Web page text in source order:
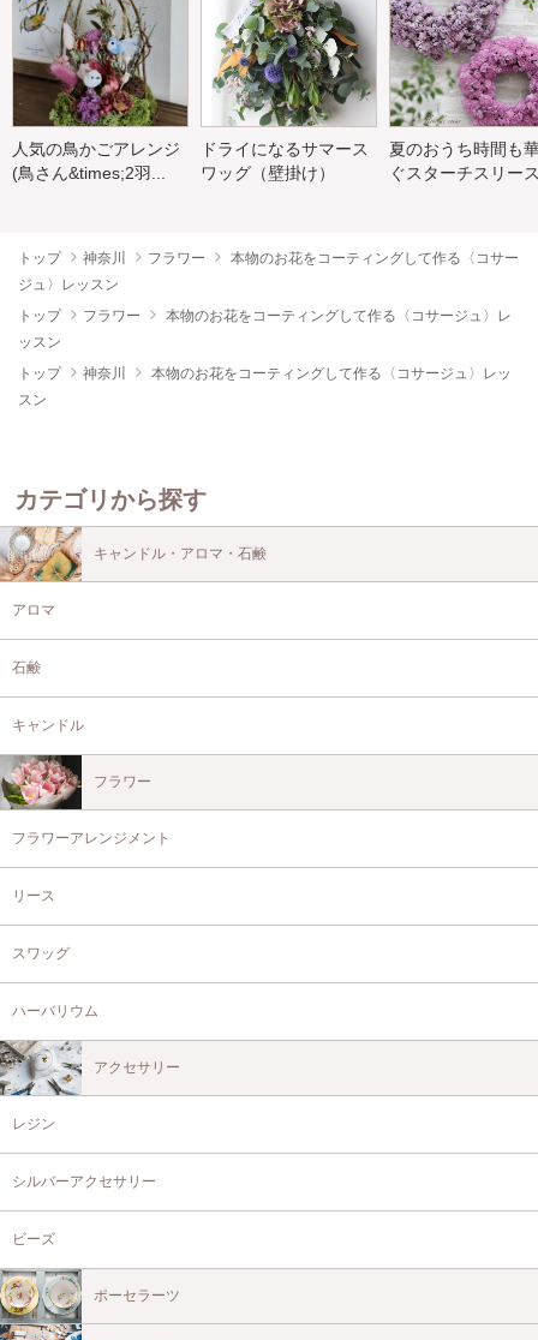
人気の鳥かごアレンジ
(鳥さん&times;2羽...
ドライになるサマース
ワッグ（壁掛け）
夏のおうち時間も
ぐスターチスリー
トップ 神奈川 フラワー
本物のお花をコーティングして作る〈コサー
ジュ〉レッスン
トップ
フラワー
本物のお花をコーティングして作る〈コサージュ〉レ
ッスン
トップ
神奈川
本物のお花をコーティングして作る〈コサージュ〉レッ
スン
カテゴリから探す
キャンドル・アロマ・石鹸
アロマ
石鹸
キャンドル
フラワー
フラワーアレンジメント
リース
スワッグ
ハーバリウム
アクセサリー
レジン
シルバーアクセサリー
ビーズ
ポーセラーツ